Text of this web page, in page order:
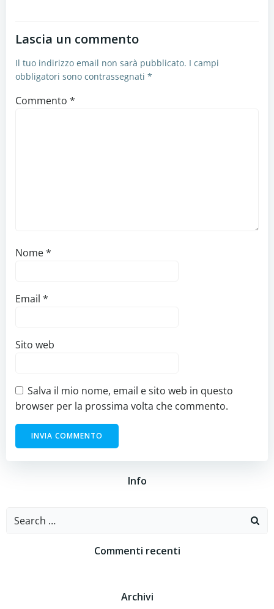
Lascia un commento
Il tuo indirizzo email non sarà pubblicato. I campi
obbligatori sono contrassegnati *
Commento *
Nome*
Email *
Sito web
Salva il mio nome, email e sito web in questo
browser per la prossima volta che commento.
Info
Search
Commenti recenti
Archivi